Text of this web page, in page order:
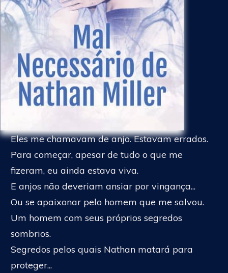
Eles me chamavam de anjo. Estavam errados.
Para começar, apesar de tudo o que me
fizeram, eu ainda estava viva.
E anjos não deveriam ansiar por vingança...
Ou se apaixonar pelo homem que me salvou.
Um homem com seus próprios segredos
sombrios.
Segredos pelos quais Nathan matará para
proteger...